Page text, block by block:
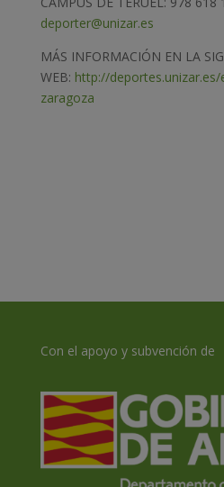
deporter@unizar.es
MÁS INFORMACIÓN EN LA
WEB: http://
zaragoza
Con el apoyo y subvención de